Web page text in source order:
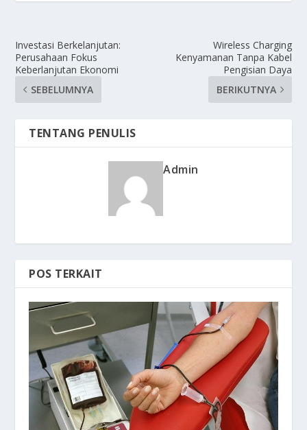
Investasi Berkelanjutan:
Perusahaan Fokus
Keberlanjutan Ekonomi
SEBELUMNYA
Wireless Charging
Kenyamanan Tanpa Kabel
Pengisian Daya
BERIKUTNYA
TENTANG PENULIS
Admin
POS TERKAIT